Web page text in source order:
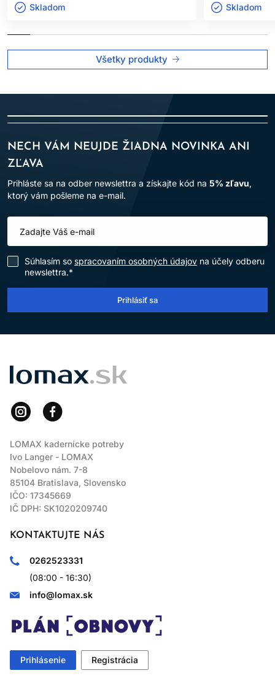
Skladom ㅤ
Skladom ㅤ
Všetky produkty
NECH VÁM NEUJDE ŽIADNA NOVINKA ANI
ZĽAVA
Prihláste sa na odber newslettra a získajte kód na 5% zľavu,
ktorý vám pošleme na e-mail.
Súhlasím so spracovaním osobných údajov na účely odberu
newslettra.*
Prihlásiť sa
LOMAX
LOMAX kadernícke potreby
Ivo Langer - LOMAX
Nobelovo nám. 7-8
85104 Bratislava, Slovensko
IČO: 17345669
IČ DPH: SK1020209740
KONTAKTUJTE NÁS
0262523331
(08:00 - 16:30)
info@lomax.sk
Prihlásenie Registrácia